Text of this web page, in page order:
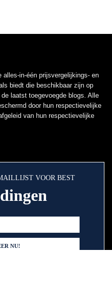
alles-in-één prijsvergelijkings- en
biedt die beschikbaar zijn op
laatst toegevoegde blogs. Alle
door hun respectievelijke
van hun respectievelijke
VOOR BEST